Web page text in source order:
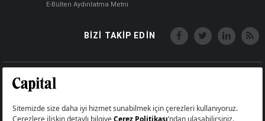
E-Bülten Aydınlatma Metni
BİZİ TAKİP EDİN
Big Medya Teknoloji A.Ş.
Üsküdar İstanbul Turkey